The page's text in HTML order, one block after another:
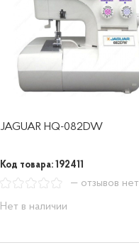
JAGUAR HQ-082DW
Код товара: 192411
— отзывов нет
Нет в наличии